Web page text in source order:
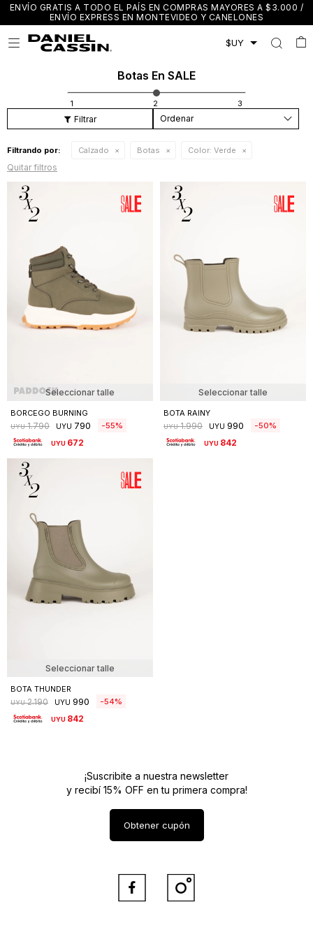
ENVÍO GRATIS A TODO EL PAÍS EN COMPRAS MAYORES A $3.000 /
ENVÍO EXPRESS EN MONTEVIDEO Y CANELONES

Botas En SALE
Recomendados
Filtrando por: Calzado Botas Color: Verde
Quitar filtros
Seleccionar talle
BORCEGO BURNING
UYU 1.790 UYU 790 55
UYU 672
Seleccionar talle
BOTA RAINY
UYU 1.990 UYU 990 50
UYU 842
Seleccionar talle
BOTA THUNDER
UYU 2.190 UYU 990 54
UYU 842
¡Suscribite a nuestra newsletter
y recibí 15% OFF en tu primera compra!
Obtener cupón
 